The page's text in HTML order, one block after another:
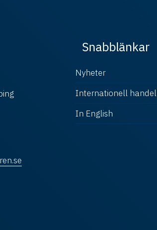
Snabblänkar
Nyheter
Internationell handel
In English